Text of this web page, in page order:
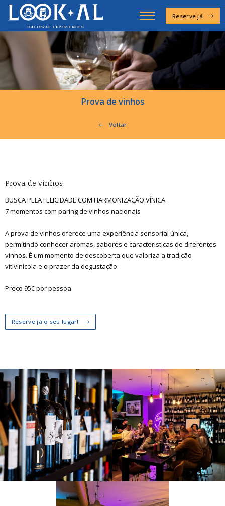
Reserve já
Prova de vinhos
Voltar
Prova de vinhos
BUSCA PELA FELICIDADE COM HARMONIZAÇÃO VÍNICA
7 momentos com paring de vinhos nacionais
A prova de vinhos oferece uma experiência sensorial única,
permitindo conhecer aromas, sabores e características de diferentes
vinhos. É um momento de descoberta que valoriza a tradição
vitivinícola e o prazer da degustação.
Preço 95€ por pessoa.
Reserve já o seu lugar!